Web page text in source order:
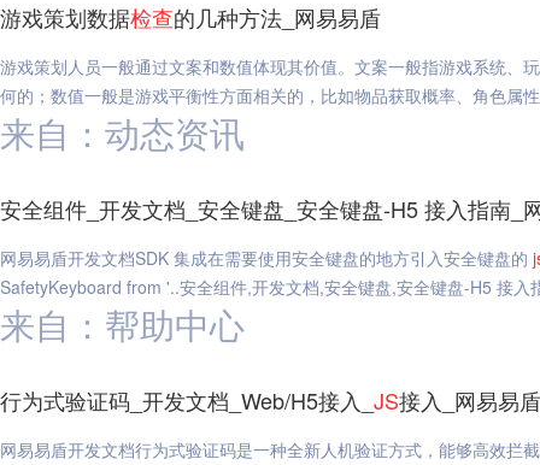
游戏策划数据检查的几种方法_网易易盾
游戏策划人员一般通过文案和数值体现其价值。文案一般指游戏系统、
何的；数值一般是游戏平衡性方面相关的，比如物品获取概率、角色属
来自：动态资讯
安全组件_开发文档_安全键盘_安全键盘-H5 接入指南_
网易易盾开发文档SDK 集成在需要使用安全键盘的地方引入安全键盘的
SafetyKeyboard from '..安全组件,开发文档,安全键盘,安全键盘-H5 接入
来自：帮助中心
行为式验证码_开发文档_Web/H5接入_ JS接入_网易易盾
网易易盾开发文档行为式验证码是一种全新人机验证方式，能够高效拦